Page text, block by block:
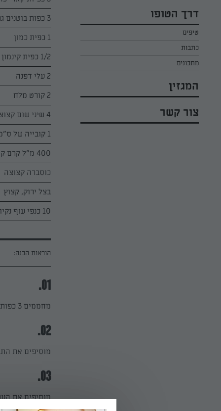
סלטים לפסח
עוגיות לפסח
קארין בנולול
מירי כהן
רובי מיכאל
דרך הטופו
טיפים
כתבות
מתכונים
המגזין
צור קשר
3 כפות בוטנים גרוסים
1 כפית כמון
1/2 כפית קינמון
2 עלי דפנה
2 קורט מלח
4 שיני שום קצוצות דק
1 קובייה של ס"מ ג'ינג'ר טרי, מגורד בפומפיה דקה
400 מ"ל קרם קוקוס
כוסברה קצוצה
בצל ירוק, קצוץ
10 כנפי עוף נקיות
הוראות הכנה:
01.
מחממים 3 כפות שמן זית ומאדים את הבצל עד לקבלת צבע זהוב.
02.
מוסיפים את
03.
מוסיפים את